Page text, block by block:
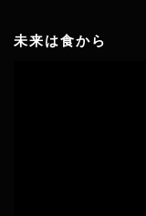
未来は食から